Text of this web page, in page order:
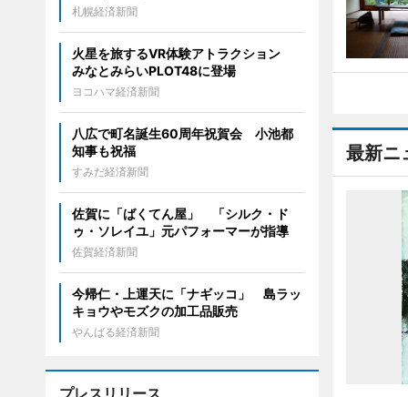
最新ニ
札幌経済新聞
火星を旅するVR体験アトラクション
みなとみらいPLOT48に登場
ヨコハマ経済新聞
八広で町名誕生60周年祝賀会 小池都
知事も祝福
すみだ経済新聞
佐賀に「ばくてん屋」 「シルク・ド
ゥ・ソレイユ」元パフォーマーが指導
佐賀経済新聞
今帰仁・上運天に「ナギッコ」 島ラッ
キョウやモズクの加工品販売
やんばる経済新聞